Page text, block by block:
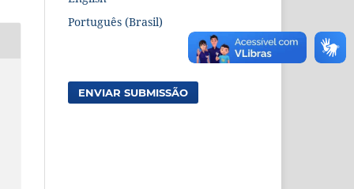
Português (Brasil)
ENVIAR SUBMISSÃO